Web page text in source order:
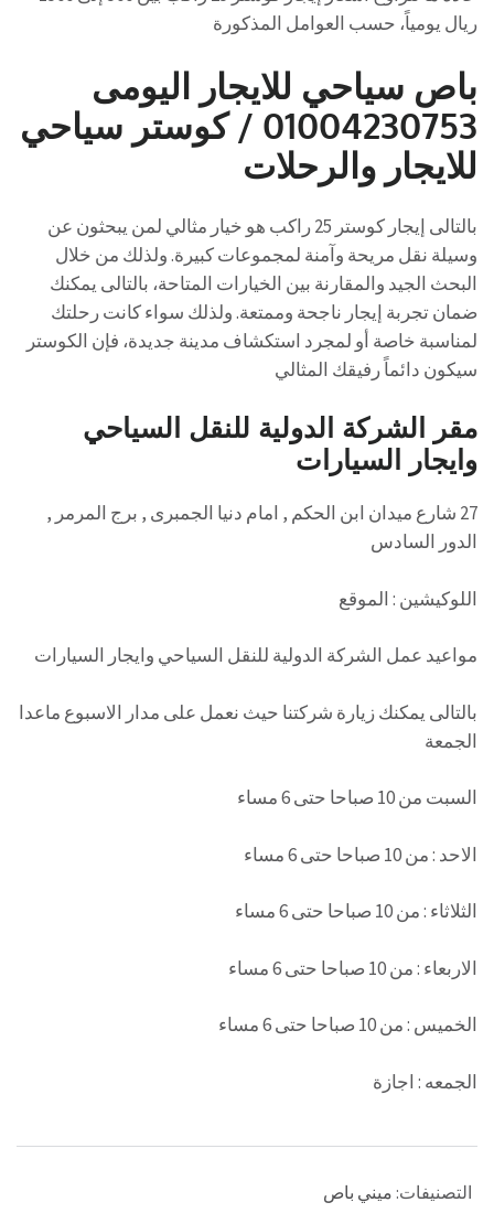
ريال يومياً، حسب العوامل المذكورة
باص سياحي للايجار اليومى
01004230753 / كوستر سياحي
للايجار والرحلات
بالتالى إيجار كوستر 25 راكب هو خيار مثالي لمن يبحثون عن
وسيلة نقل مريحة وآمنة لمجموعات كبيرة. ولذلك من خلال
البحث الجيد والمقارنة بين الخيارات المتاحة، بالتالى يمكنك
ضمان تجربة إيجار ناجحة وممتعة. ولذلك سواء كانت رحلتك
لمناسبة خاصة أو لمجرد استكشاف مدينة جديدة، فإن الكوستر
سيكون دائماً رفيقك المثالي
مقر الشركة الدولية للنقل السياحي
وايجار السيارات
27 شارع ميدان ابن الحكم , امام دنيا الجمبرى , برج المرمر ,
الدور السادس
اللوكيشين : الموقع
مواعيد عمل الشركة الدولية للنقل السياحي وايجار السيارات
بالتالى يمكنك زيارة شركتنا حيث نعمل على مدار الاسبوع ماعدا
الجمعة
السبت من 10 صباحا حتى 6 مساء
الاحد : من 10 صباحا حتى 6 مساء
الثلاثاء : من 10 صباحا حتى 6 مساء
الاربعاء : من 10 صباحا حتى 6 مساء
الخميس : من 10 صباحا حتى 6 مساء
الجمعه : اجازة
التصنيفات: ميني باص